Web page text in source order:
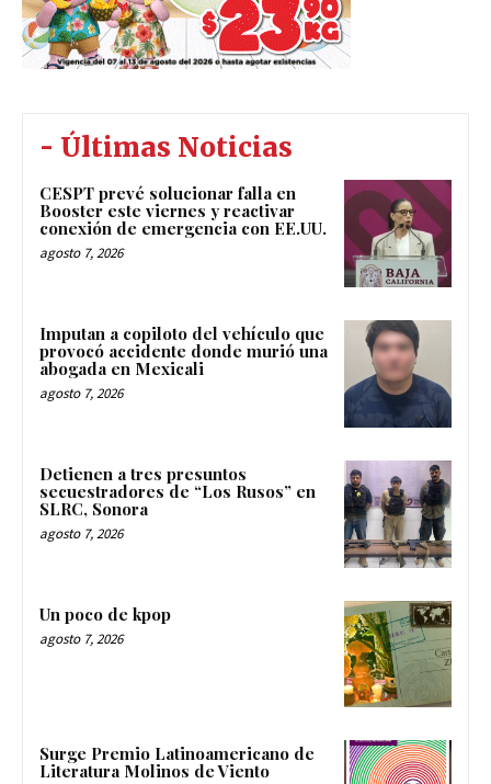
- Últimas Noticias
CESPT prevé solucionar falla en
Booster este viernes y reactivar
conexión de emergencia con EE.UU.
agosto 7, 2026
Imputan a copiloto del vehículo que
provocó accidente donde murió una
abogada en Mexicali
agosto 7, 2026
Detienen a tres presuntos
secuestradores de “Los Rusos” en
SLRC, Sonora
agosto 7, 2026
Un poco de kpop
agosto 7, 2026
Surge Premio Latinoamericano de
Literatura Molinos de Viento